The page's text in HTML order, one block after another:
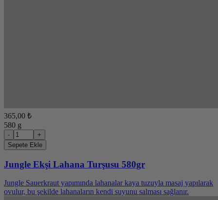
365,00 ₺
580 g
-
+
Sepete Ekle
Jungle Ekşi Lahana Turşusu 580gr
Jungle Sauerkraut yapımında lahanalar kaya tuzuyla masaj yapılarak
ovulur, bu şekilde lahanaların kendi suyunu salması sağlanır.